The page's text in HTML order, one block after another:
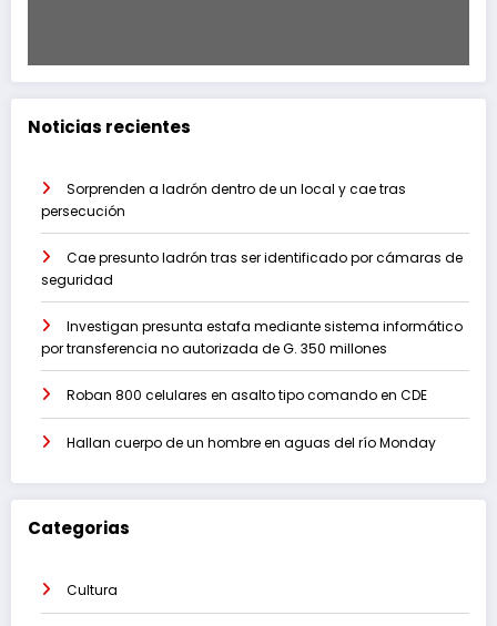
Noticias recientes
Sorprenden a ladrón dentro de un local y cae tras
persecución
Cae presunto ladrón tras ser identificado por cámaras de
seguridad
Investigan presunta estafa mediante sistema informático
por transferencia no autorizada de G. 350 millones
Roban 800 celulares en asalto tipo comando en CDE
Hallan cuerpo de un hombre en aguas del río Monday
Categorias
Cultura